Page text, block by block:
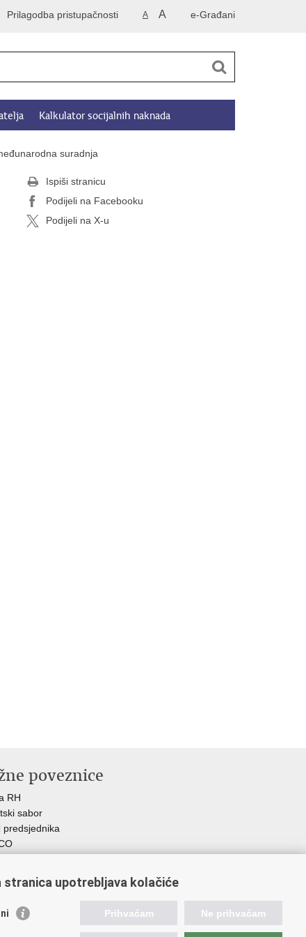
e-Građani
A A
Prilagodba pristupačnosti
Kalkulator socijalnih naknada
suradnja
Ispiši stranicu
Podijeli na Facebooku
Podijeli na X-u
poveznice
RH
sabor
predsjednika
zavod za socijalni rad
stranica upotrebljava kolačiće
Prihvaćam Ne prihvaćam